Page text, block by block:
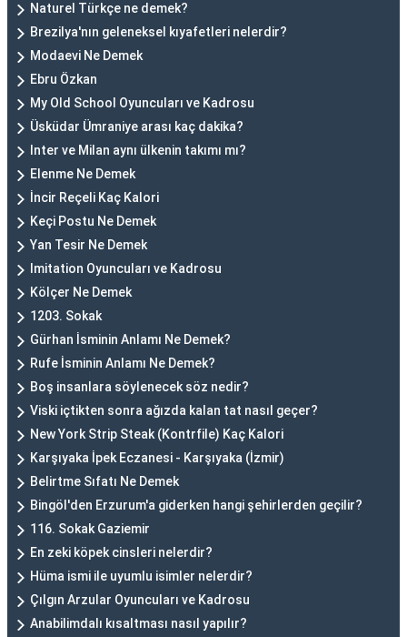
Naturel Türkçe ne demek?
Brezilya'nın geleneksel kıyafetleri nelerdir?
Modaevi Ne Demek
Ebru Özkan
My Old School Oyuncuları ve Kadrosu
Üsküdar Ümraniye arası kaç dakika?
Inter ve Milan aynı ülkenin takımı mı?
Elenme Ne Demek
İncir Reçeli Kaç Kalori
Keçi Postu Ne Demek
Yan Tesir Ne Demek
Imitation Oyuncuları ve Kadrosu
Kölçer Ne Demek
1203. Sokak
Gürhan İsminin Anlamı Ne Demek?
Rufe İsminin Anlamı Ne Demek?
Boş insanlara söylenecek söz nedir?
Viski içtikten sonra ağızda kalan tat nasıl geçer?
New York Strip Steak (Kontrfile) Kaç Kalori
Karşıyaka İpek Eczanesi - Karşıyaka (İzmir)
Belirtme Sıfatı Ne Demek
Bingöl'den Erzurum'a giderken hangi şehirlerden geçilir?
116. Sokak Gaziemir
En zeki köpek cinsleri nelerdir?
Hüma ismi ile uyumlu isimler nelerdir?
Çılgın Arzular Oyuncuları ve Kadrosu
Anabilimdalı kısaltması nasıl yapılır?